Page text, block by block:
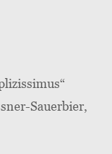
Sauerbier,